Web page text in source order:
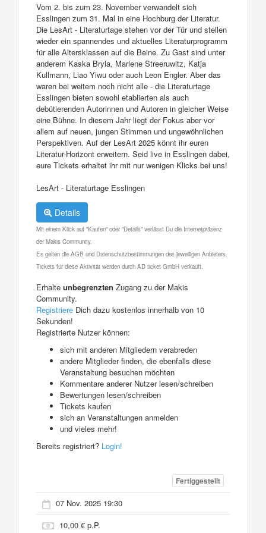
Vom 2. bis zum 23. November verwandelt sich
Esslingen zum 31. Mal in eine Hochburg der Literatur.
Die LesArt - Literaturtage stehen vor der Tür und stellen
wieder ein spannendes und aktuelles Literaturprogramm
für alle Altersklassen auf die Beine. Zu Gast sind unter
anderem Kaska Bryla, Marlene Streeruwitz, Katja
Kullmann, Liao Yiwu oder auch Leon Engler. Aber das
waren bei weitem noch nicht alle - die Literaturtage
Esslingen bieten sowohl etablierten als auch
debütierenden Autorinnen und Autoren in gleicher Weise
eine Bühne. In diesem Jahr liegt der Fokus aber vor
allem auf neuen, jungen Stimmen und ungewöhnlichen
Perspektiven. Auf der LesArt 2025 könnt ihr euren
Literatur-Horizont erweitern. Seid live in Esslingen dabei,
eure Tickets erhaltet ihr mit nur wenigen Klicks bei uns!
LesArt - Literaturtage Esslingen
Details
Mit einem Klick auf "Kaufen" oder "Details" verlässt Du die Internetpräsenz
der Makis Community.
Es gelten die AGB und Datenschutzbestimmungen des jeweiligen Anbieters.
Tickets für diese Aktivität werden durch AD ticket GmbH verkauft.
Erhalte unbegrenzten Zugang zu der Makis
Community.
Registriere Dich dazu kostenlos innerhalb von 10
Sekunden!
Registrierte Nutzer können:
sich mit anderen Mitgliedern verabreden
andere Mitglieder finden, die ebenfalls diese
Veranstaltung besuchen möchten
Kommentare anderer Nutzer lesen/schreiben
Bewertungen lesen/schreiben
Tickets kaufen
sich an Veranstaltungen anmelden
und vieles mehr!
Bereits registriert? Login!
Fertiggestellt
07 Nov. 2025 19:30
10,00 € p.P.